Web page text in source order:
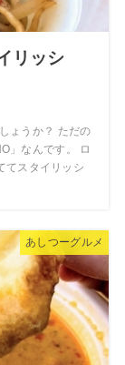
リッシ
ょうか？ ただの
」なんです。 ロ
てスタイリッシ
あしつーグルメ